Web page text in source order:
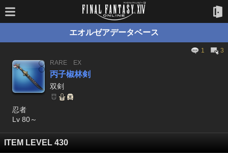
エオルゼアデータベース
1
3
RARE
EX
丙子椒林剣
双剣
忍者
Lv 80～
ITEM LEVEL 430